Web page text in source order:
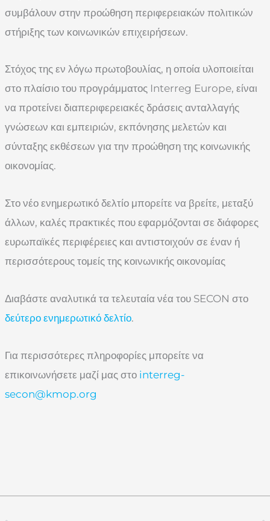
συμβάλουν στην προώθηση περιφερειακών πολιτικών
στήριξης των κοινωνικών επιχειρήσεων.
Στόχος της εν λόγω πρωτοβουλίας, η οποία υλοποιείται
στο πλαίσιο του προγράμματος Interreg Europe, είναι
να προτείνει διαπεριφερειακές δράσεις ανταλλαγής
γνώσεων και εμπειριών, εκπόνησης μελετών και
σύνταξης εκθέσεων για την προώθηση της κοινωνικής
οικονομίας.
Στο νέο ενημερωτικό δελτίο μπορείτε να βρείτε, μεταξύ
άλλων, καλές πρακτικές που εφαρμόζονται σε διάφορες
ευρωπαϊκές περιφέρειες και αντιστοιχούν σε έναν ή
περισσότερους τομείς της κοινωνικής οικονομίας
Διαβάστε αναλυτικά τα τελευταία νέα του SECON στο
δεύτερο ενημερωτικό δελτίο.
Για περισσότερες πληροφορίες μπορείτε να
επικοινωνήσετε μαζί μας στο interreg-
secon@kmop.org